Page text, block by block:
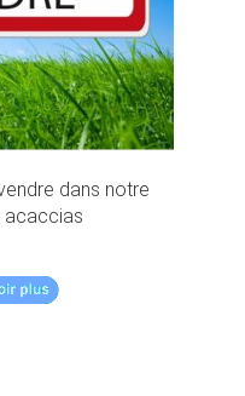
dans notre
acaccias